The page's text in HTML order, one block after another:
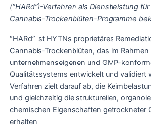
(“HARd”)-Verfahren als Dienstleistung
Cannabis-Trockenblüten-Programme
“HARd” ist HYTNs proprietäres
Cannabis-Trockenblüten, das im Rahmen
unternehmenseigenen und GMP-
Qualitätssystems entwickelt und validiert
Verfahren zielt darauf ab, die
und gleichzeitig die strukturellen,
chemischen Eigenschaften getrockneter
erhalten.